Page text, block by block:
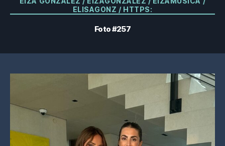
ELISAGONZ / HTTPS:
Foto #257